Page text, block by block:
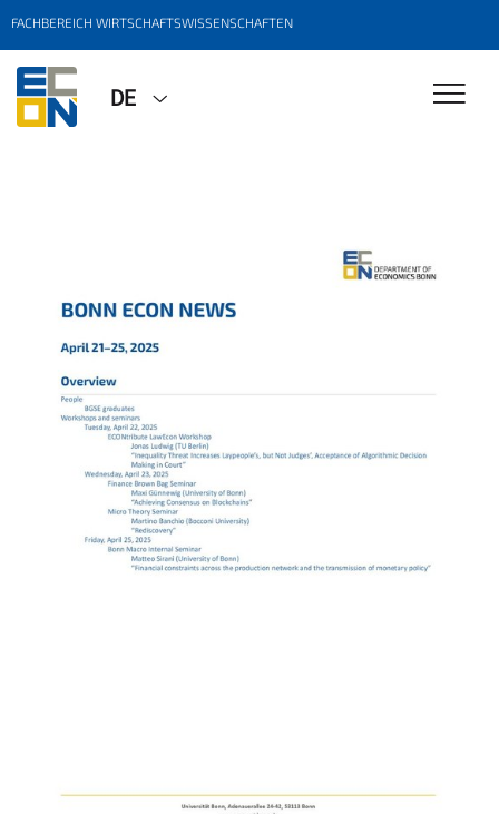
FACHBEREICH WIRTSCHAFTSWISSENSCHAFTEN
DE